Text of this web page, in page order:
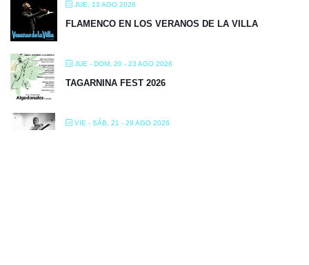
JUE, 13 AGO 2026
FLAMENCO EN LOS VERANOS DE LA VILLA
JUE - DOM, 20 - 23 AGO 2026
TAGARNINA FEST 2026
VIE - SÁB, 21 - 29 AGO 2026